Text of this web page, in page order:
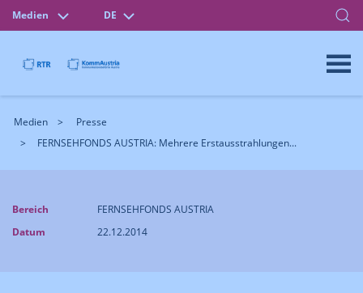
Medien DE
Medien
Presse
FERNSEHFONDS AUSTRIA: Mehrere Erstausstrahlungen...
Bereich
FERNSEHFONDS AUSTRIA
Datum
22.12.2014